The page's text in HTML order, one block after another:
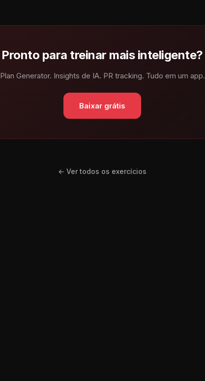
Pronto para treinar mais inteligente?
Plan Generator. Insights de IA. PR tracking. Tudo em um app.
Baixar grátis
← Ver todos os exercícios